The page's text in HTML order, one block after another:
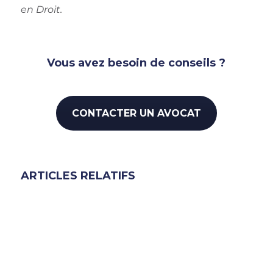
en Droit.
Vous avez besoin de conseils ?
CONTACTER UN AVOCAT
ARTICLES RELATIFS